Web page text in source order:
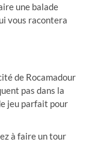
une balade
vous racontera
de Rocamadour
pas dans la
jeu parfait pour
à faire un tour